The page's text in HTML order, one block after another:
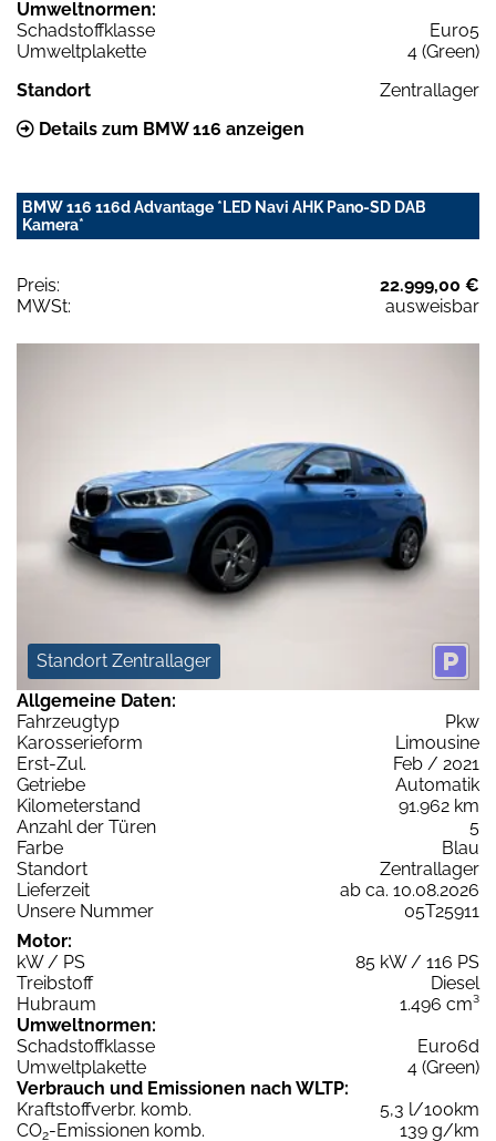
Umweltnormen:
Schadstoffklasse
Euro5
Umweltplakette
4 (Green)
Standort
Zentrallager
Details zum BMW 116 anzeigen
BMW 116 116d Advantage *LED Navi AHK Pano-SD DAB
Kamera*
Preis:
22.999,00 €
MWSt:
ausweisbar
Standort Zentrallager
Allgemeine Daten:
Fahrzeugtyp
Pkw
Karosserieform
Limousine
Erst-Zul.
Feb / 2021
Getriebe
Automatik
Kilometerstand
91.962 km
Anzahl der Türen
5
Farbe
Blau
Standort
Zentrallager
Lieferzeit
ab ca. 10.08.2026
Unsere Nummer
05T25911
Motor:
kW / PS
85 kW / 116 PS
Treibstoff
Diesel
Hubraum
1.496 cm³
Umweltnormen:
Schadstoffklasse
Euro6d
Umweltplakette
4 (Green)
Verbrauch und Emissionen nach WLTP:
Kraftstoffverbr. komb.
5,3 l/100km
CO2-Emissionen komb.
139 g/km